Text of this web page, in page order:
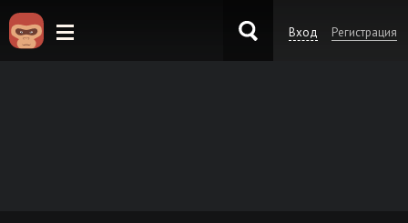
Вход Регистрация